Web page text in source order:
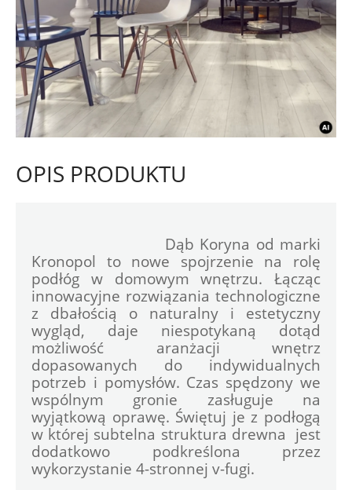
OPIS PRODUKTU
Kronopol to nowe spojrzenie na rolę
podłóg w domowym wnętrzu. Łącząc
innowacyjne rozwiązania technologiczne
z dbałością o naturalny i estetyczny
wygląd, daje niespotykaną dotąd
możliwość aranżacji wnętrz
dopasowanych do indywidualnych
potrzeb i pomysłów. Czas spędzony we
wspólnym gronie zasługuje na
wyjątkową oprawę. Świętuj je z podłogą
w której subtelna struktura drewna  jest
dodatkowo podkreślona przez
wykorzystanie 4-stronnej v-fugi.